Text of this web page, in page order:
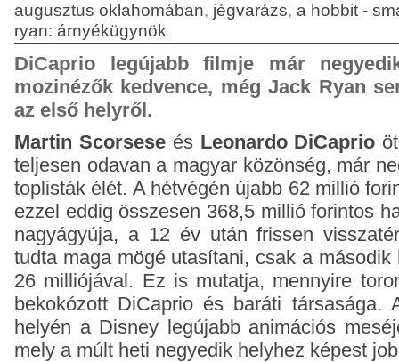
augusztus oklahomában, jégvarázs, a hobbit -
ryan: árnyékügynök
DiCaprio legújabb filmje már
mozinézők kedvence, még Jack Ryan
az első helyről.
Martin Scorseseés Leonardo DiCaprio
teljesen odavan a magyar közönség, már
toplisták élét. A hétvégén újabb 62 millió
ezzel eddig összesen 368,5 millió forintos
nagyágyúja, a 12 év után frissen
tudta maga mögé utasítani, csak a
26 milliójával. Ez is mutatja, mennyire
bekokózott DiCaprio és baráti társasága.
helyén a Disney legújabb animációs
mely a múlt heti negyedik helyhez képest